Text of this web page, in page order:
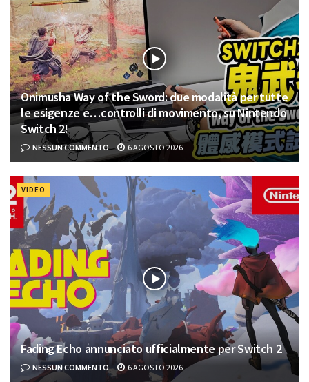
Onimusha Way of the Sword: due modalità per tutte
le esigenze e…controlli di movimento, su Nintendo
Switch 2!
NESSUN COMMENTO 6 AGOSTO 2026
VIDEO
Fading Echo annunciato ufficialmente per Switch 2
NESSUN COMMENTO 6 AGOSTO 2026